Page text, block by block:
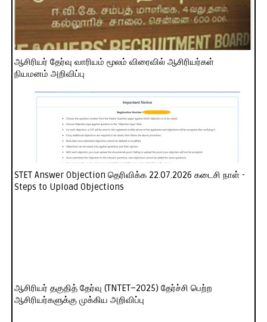
ஆசிரியர் தேர்வு வாரியம் மூலம் விரைவில் ஆசிரியர்கள்
நியமனம் அறிவிப்பு
STET Answer Objection தெரிவிக்க 22.07.2026 கடைசி நாள் -
Steps to Upload Objections
ஆசிரியர் தகுதித் தேர்வு (TNTET–2025) தேர்ச்சி பெற்ற
ஆசிரியர்களுக்கு முக்கிய அறிவிப்பு